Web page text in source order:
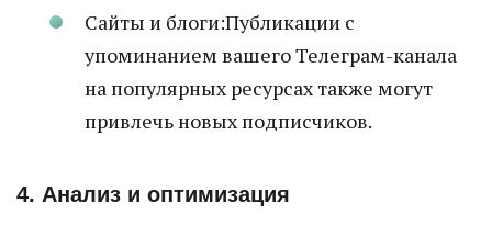
Сайты и блоги:Публикации с
упоминанием вашего Телеграм-канала
на популярных ресурсах также могут
привлечь новых подписчиков.
4. Анализ и оптимизация